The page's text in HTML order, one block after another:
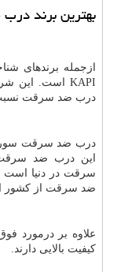
بهترین برند
ازجمله برندهای
KAPI
درب ضد سرقت نسبت به تولید
درب ضد سرقت سور
این درب ضد
سرقت در دنیا
ضد سرقت از کشور
علاوه بر درمورد
کیفیت بالایی دارند.